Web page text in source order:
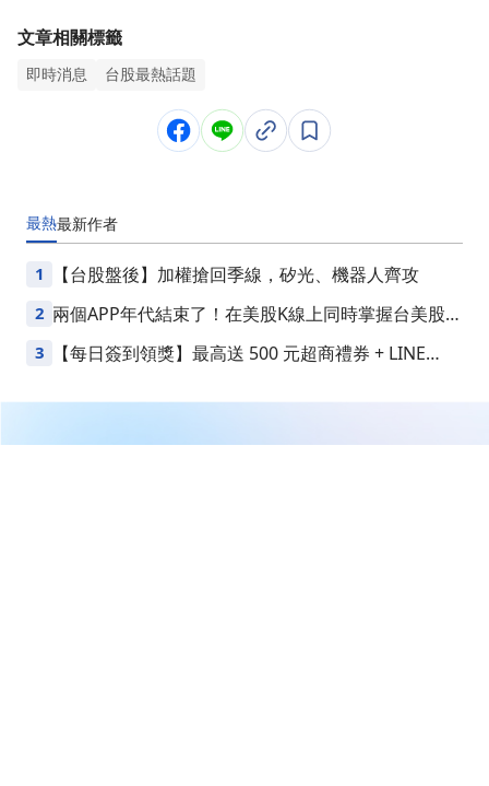
文章相關標籤
即時消息 台股最熱話題
最熱最新作者
1 【台股盤後】加權搶回季線，矽光、機器人齊攻
2 兩個APP年代結束了！在美股K線上同時掌握台美股損
益
3
【每日簽到領獎】最高送 500 元超商禮券 + LINE